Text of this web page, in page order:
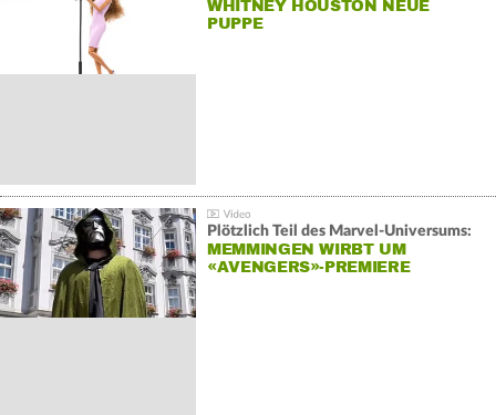
WHITNEY HOUSTON NEUE
PUPPE
Plötzlich Teil des Marvel-Universums:
MEMMINGEN WIRBT UM
«AVENGERS»-PREMIERE